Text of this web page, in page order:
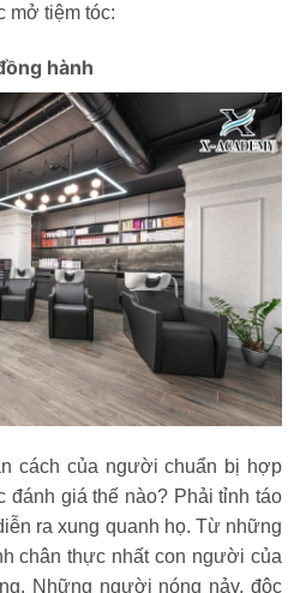
mở tiệm tóc:
hành
cách của người chuẩn bị hợp
giá thế nào? Phải tỉnh táo
ra xung quanh họ. Từ những
chân thực nhất con người của
Những người nóng nảy, độc